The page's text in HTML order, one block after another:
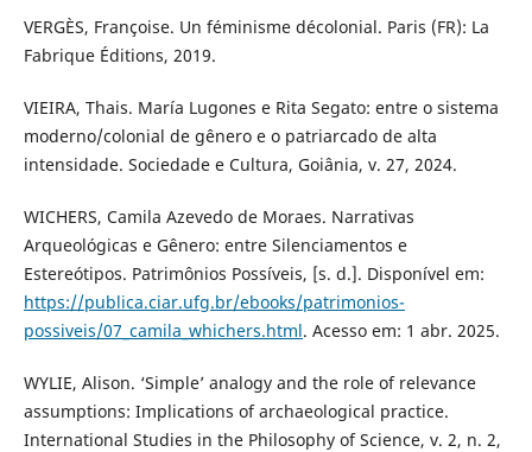
VERGÈS, Françoise. Un féminisme décolonial. Paris (FR): La
Fabrique Éditions, 2019.
VIEIRA, Thais. María Lugones e Rita Segato: entre o sistema
moderno/colonial de gênero e o patriarcado de alta
intensidade. Sociedade e Cultura, Goiânia, v. 27, 2024.
WICHERS, Camila Azevedo de Moraes. Narrativas
Arqueológicas e Gênero: entre Silenciamentos e
Estereótipos. Patrimônios Possíveis, [s. d.]. Disponível em:
https://publica.ciar.ufg.br/ebooks/patrimonios-
possiveis/07_camila_whichers.html. Acesso em: 1 abr. 2025.
WYLIE, Alison. ‘Simple’ analogy and the role of relevance
assumptions: Implications of archaeological practice.
International Studies in the Philosophy of Science, v. 2, n. 2,